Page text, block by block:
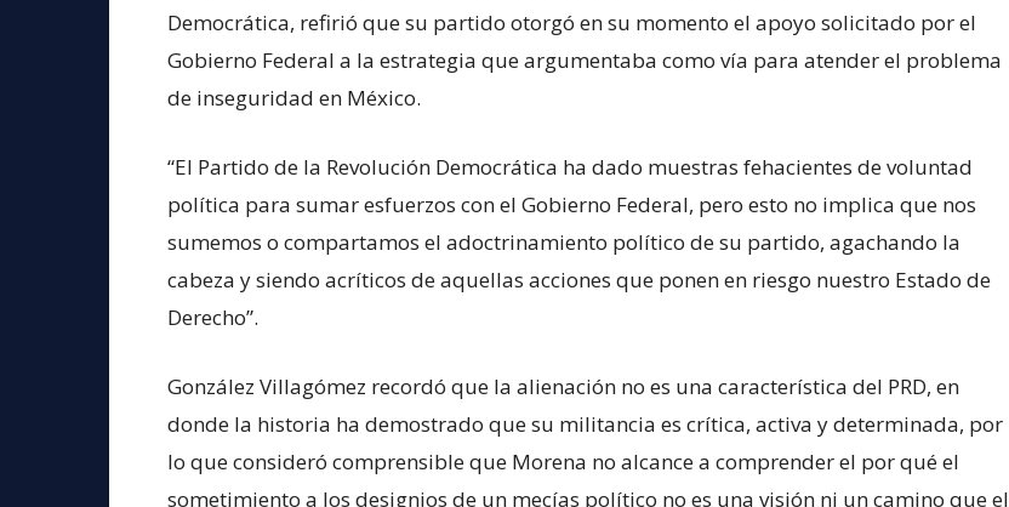
Democrática, refirió que su partido otorgó en su momento el apoyo solicitado por el
Gobierno Federal a la estrategia que argumentaba como vía para atender el problema
de inseguridad en México.
“El Partido de la Revolución Democrática ha dado muestras fehacientes de voluntad
política para sumar esfuerzos con el Gobierno Federal, pero esto no implica que nos
sumemos o compartamos el adoctrinamiento político de su partido, agachando la
cabeza y siendo acríticos de aquellas acciones que ponen en riesgo nuestro Estado de
Derecho”.
González Villagómez recordó que la alienación no es una característica del PRD, en
donde la historia ha demostrado que su militancia es crítica, activa y determinada, por
lo que consideró comprensible que Morena no alcance a comprender el por qué el
sometimiento a los designios de un mecías político no es una visión ni un camino que el